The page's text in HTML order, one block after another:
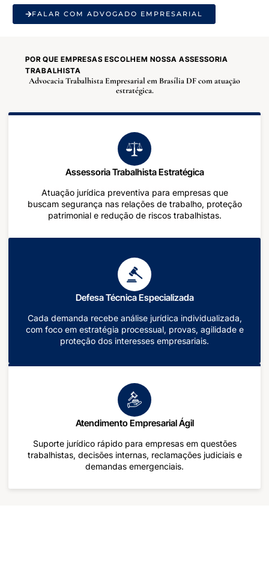
FALAR COM ADVOGADO EMPRESARIAL
POR QUE EMPRESAS ESCOLHEM NOSSA ASSESSORIA
TRABALHISTA
Advocacia Trabalhista Empresarial em Brasília DF com atuação
estratégica.
Assessoria Trabalhista Estratégica
Atuação jurídica preventiva para empresas que
buscam segurança nas relações de trabalho, proteção
patrimonial e redução de riscos trabalhistas.
Defesa Técnica Especializada
Cada demanda recebe análise jurídica individualizada,
com foco em estratégia processual, provas, agilidade e
proteção dos interesses empresariais.
Atendimento Empresarial Ágil
Suporte jurídico rápido para empresas em questões
trabalhistas, decisões internas, reclamações judiciais e
demandas emergenciais.